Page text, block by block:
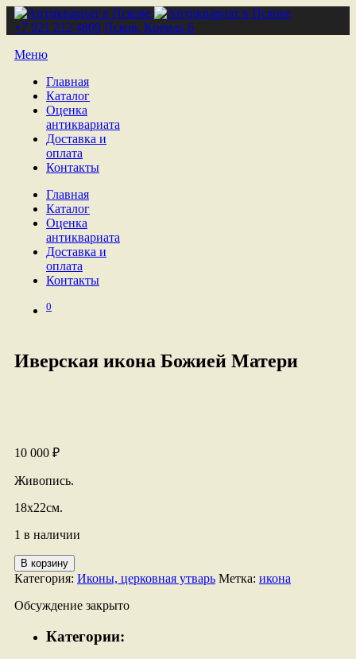
+7 921 212 4809 Псков, Кремль 6
Меню
Главная
Каталог
Оценка
антиквариата
Доставка и
оплата
Контакты
Главная
Каталог
Оценка
антиквариата
Доставка и
оплата
Контакты
0
Иверская икона Божией Матери
10 000 ₽
Живопись.
18х22см.
1 в наличии
Количество
товара
Иверская
икона
Матери
В корзину
Категория: Иконы, церковная утварь Метка: икона
Обсуждение закрыто
Категории: